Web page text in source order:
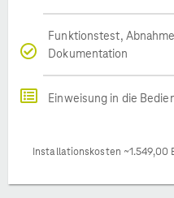
Funktionstest,
Dokumentation
Einweisung in die
Installationskosten ~1.549,00